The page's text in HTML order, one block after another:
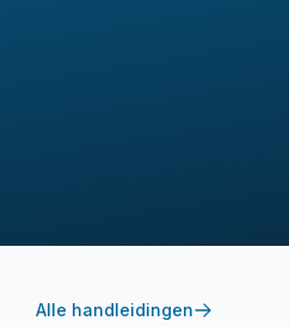
Alle handleidingen